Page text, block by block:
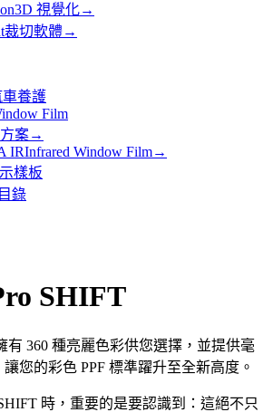
3D 視覺化→
裁切軟體→
車養護
Film
案→
IRInfrared Window Film→
樣板
錄
SHIFT
有 360 種亮麗色彩供您選擇，並提供毫
您的彩色 PPF 標準躍升至全新高度。
時，重要的是要認識到：這絕不只